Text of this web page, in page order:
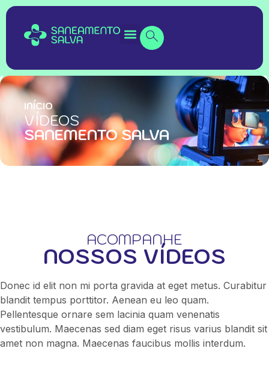
INÍCIO
VÍDEOS
SANEMENTO SALVA
ACOMPANHE
NOSSOS VÍDEOS
Donec id elit non mi porta gravida at eget metus. Curabitur
blandit tempus porttitor. Aenean eu leo quam.
Pellentesque ornare sem lacinia quam venenatis
vestibulum. Maecenas sed diam eget risus varius blandit sit
amet non magna. Maecenas faucibus mollis interdum.